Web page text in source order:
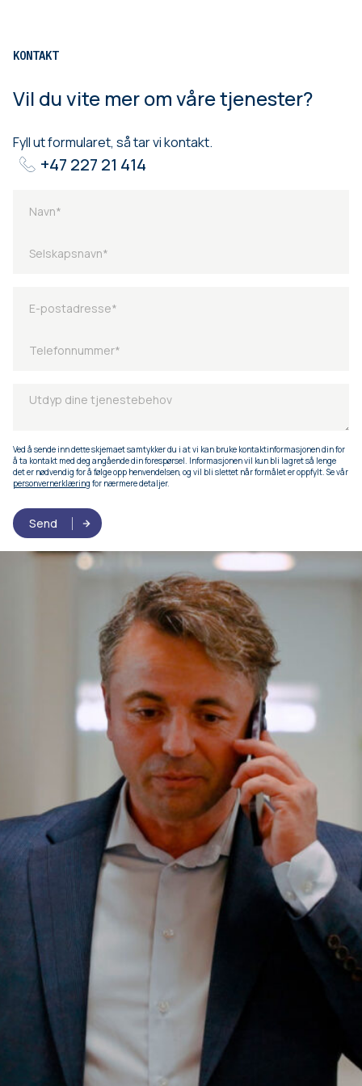
KONTAKT
Vil du vite mer om våre tjenester?
Fyll ut formularet, så tar vi kontakt.
+47 227 21 414
Ved å sende inn dette skjemaet samtykker du i at vi kan bruke kontaktinformasjonen din for
å ta kontakt med deg angående din forespørsel. Informasjonen vil kun bli lagret så lenge
det er nødvendig for å følge opp henvendelsen, og vil bli slettet når formålet er oppfylt. Se vår
personvernerklæring for nærmere detaljer.